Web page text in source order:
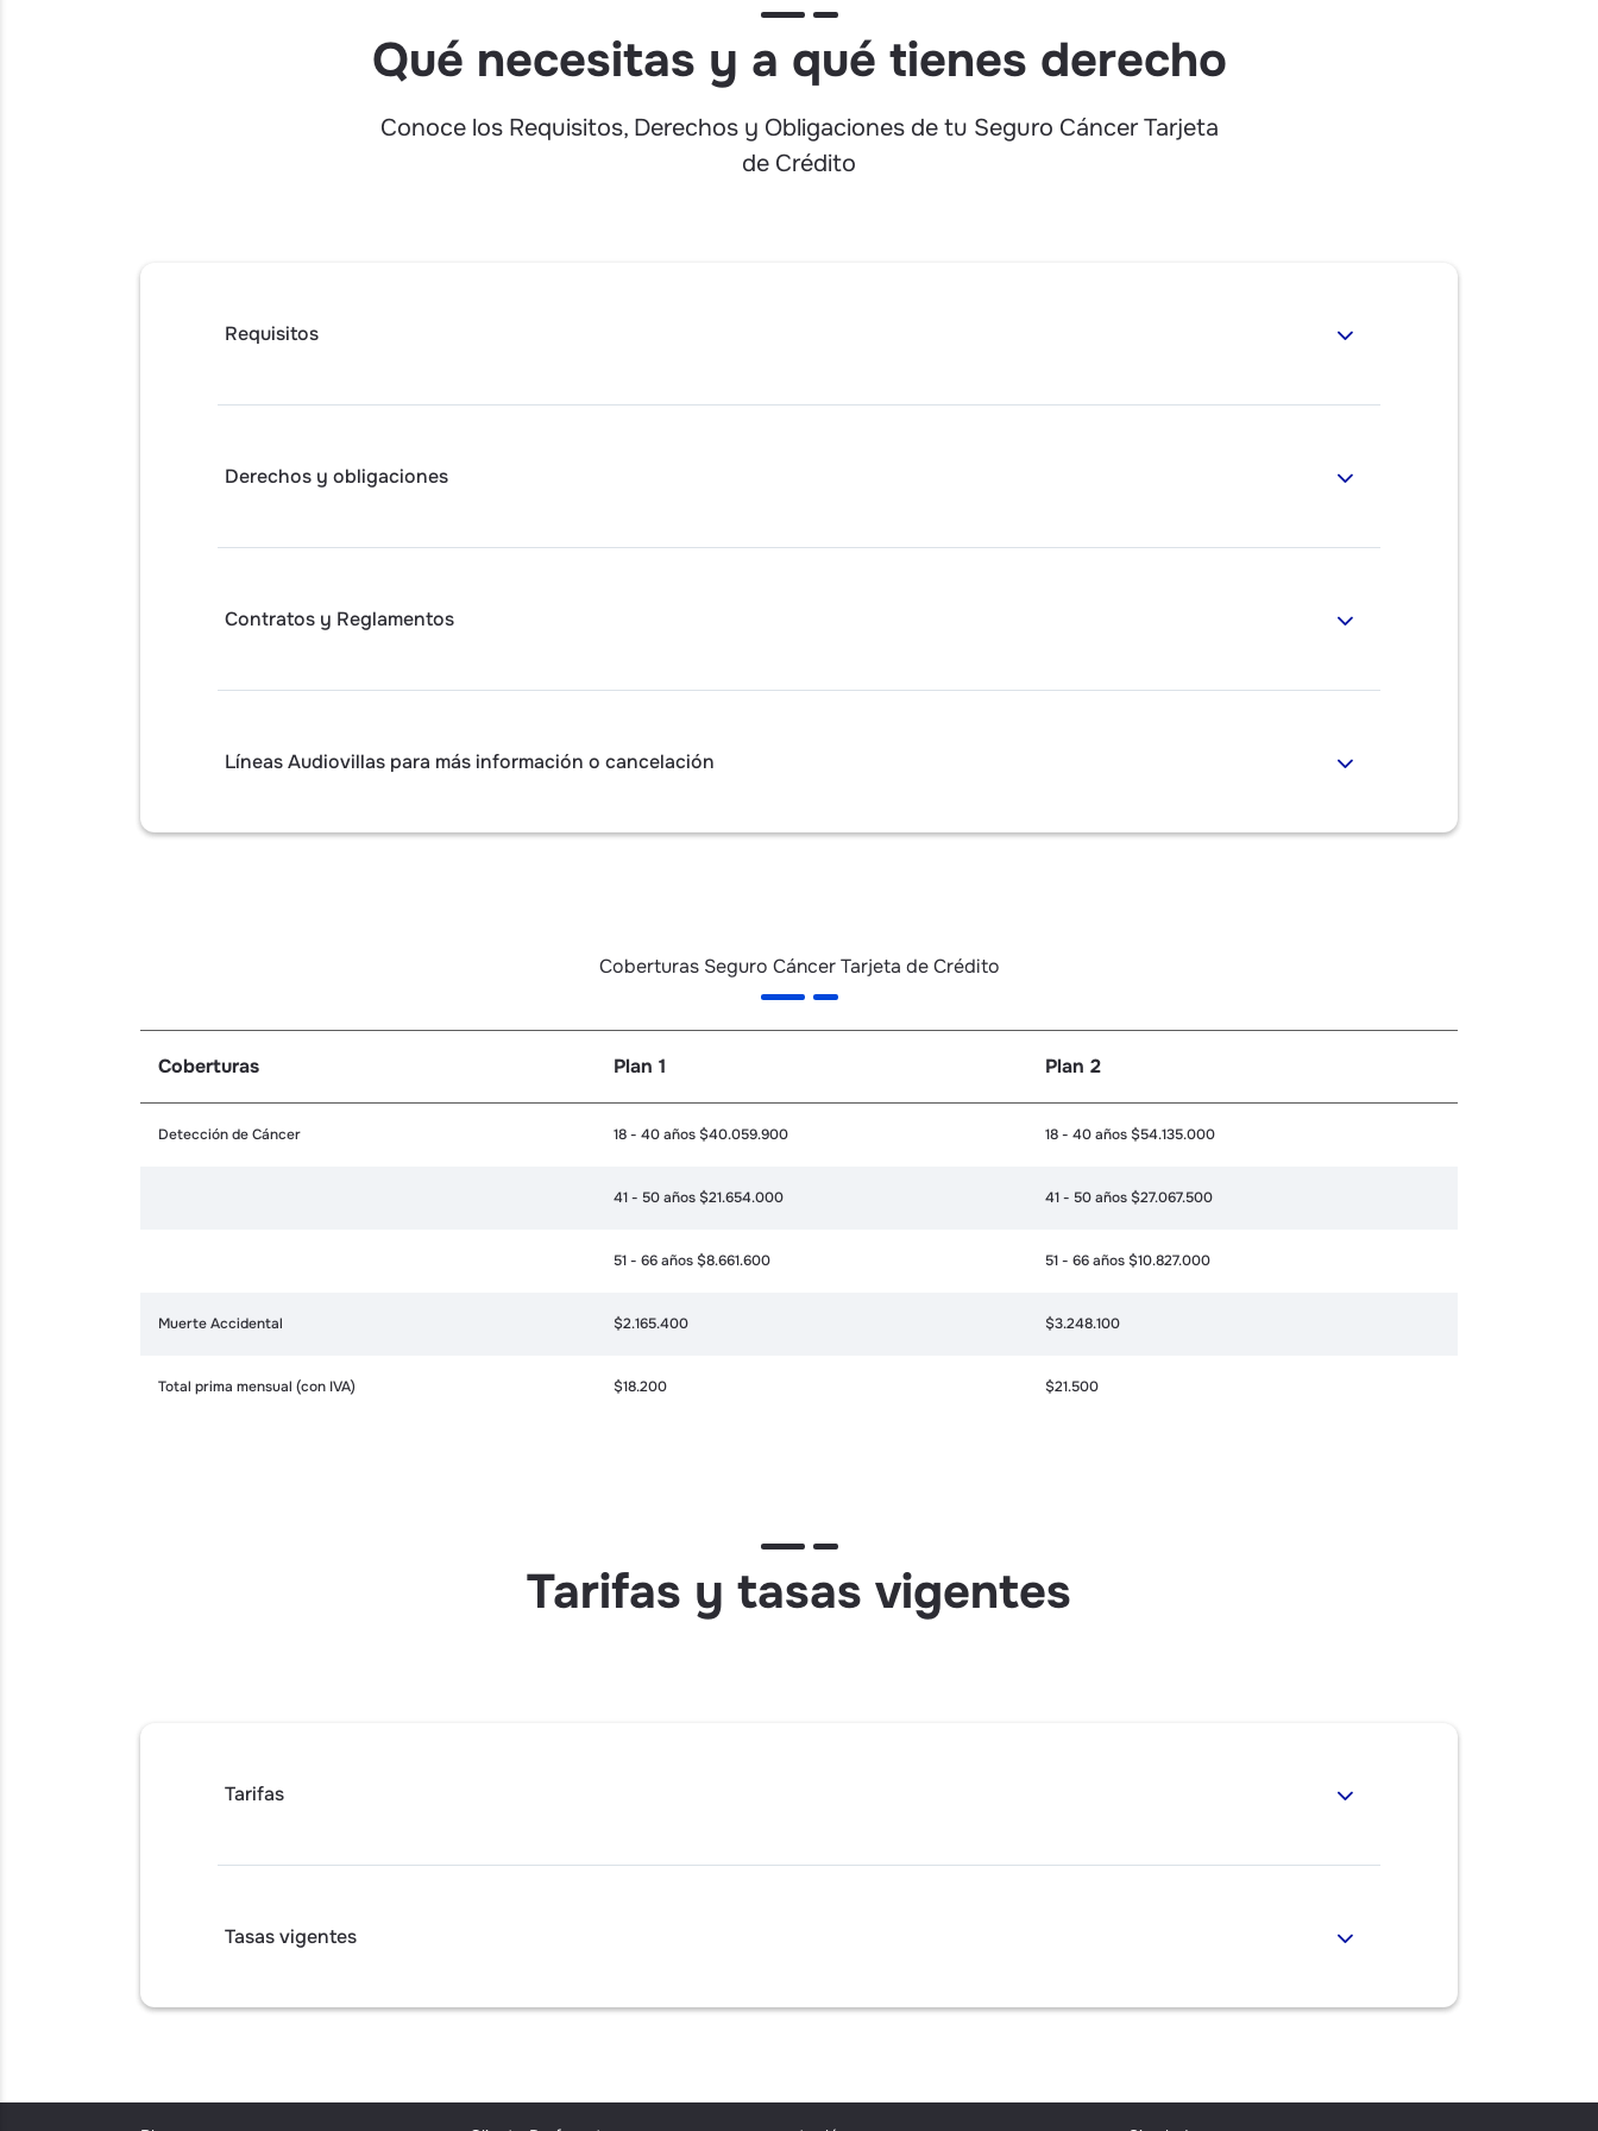
Cerrajería por pérdida, extravío o hurto de llaves de la
Qué necesitas y a qué tienes derecho
Conoce los Requisitos, Derechos y Obligaciones de tu Seguro Cáncer Tarjeta
de Crédito
Requisitos
Derechos y obligaciones
Contratos y Reglamentos
Líneas Audiovillas para más información o cancelación
Coberturas Seguro Cáncer Tarjeta de Crédito
Coberturas Plan 1 Plan 2
Detección de Cáncer 18 - 40 años $40.059.900 18 - 40 años $54.135.000
41 - 50 años $21.654.000 41 - 50 años $27.067.500
51 - 66 años $8.661.600 51 - 66 años $10.827.000
Muerte Accidental $2.165.400 $3.248.100
Total prima mensual (con IVA) $18.200 $21.500
Tarifas y tasas vigentes
Tarifas
Tasas vigentes